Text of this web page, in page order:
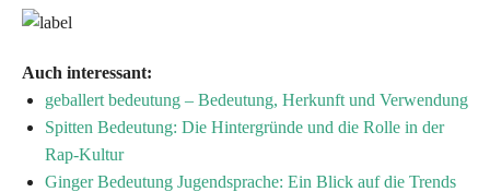
Auch interessant:
geballert bedeutung – Bedeutung, Herkunft und Verwendung
Spitten Bedeutung: Die Hintergründe und die Rolle in der
Rap-Kultur
Ginger Bedeutung Jugendsprache: Ein Blick auf die Trends